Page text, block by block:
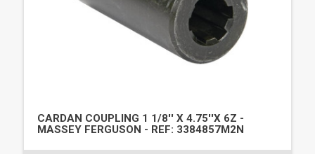
CARDAN COUPLING 1 1/8'' X 4.75''X 6Z -
MASSEY FERGUSON - REF: 3384857M2N